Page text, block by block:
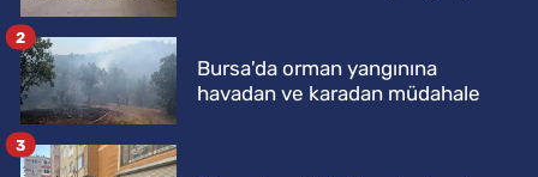
Bursa'da orman yangınına
havadan ve karadan müdahale
2
3